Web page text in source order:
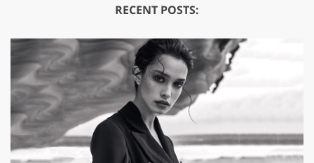
RECENT POSTS: